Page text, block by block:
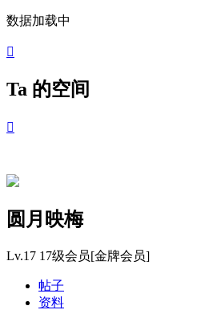
数据加载中

Ta 的空间

圆月映梅
Lv.17 17级会员[金牌会员]
帖子
资料